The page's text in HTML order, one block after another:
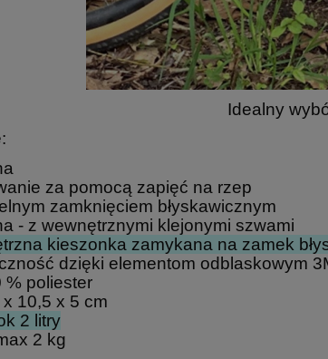
Idealny
za pomocą zapięć na rzep
zamknięciem błyskawicznym
- z wewnętrznymi klejonymi szwami
kieszonka zamykana na zamek
dzięki elementom odblaskowym
% poliester
10,5 x 5 cm
2 litry
2 kg